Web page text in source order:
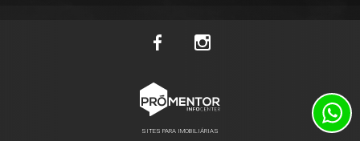
SITES PARA IMOBILIÁRIAS